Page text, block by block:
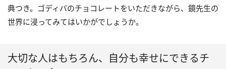
典つき。ゴディバのチョコレートをいただきながら、鏡先生の
世界に浸ってみてはいかがでしょうか。
大切な人はもちろん、自分も幸せにできるチ